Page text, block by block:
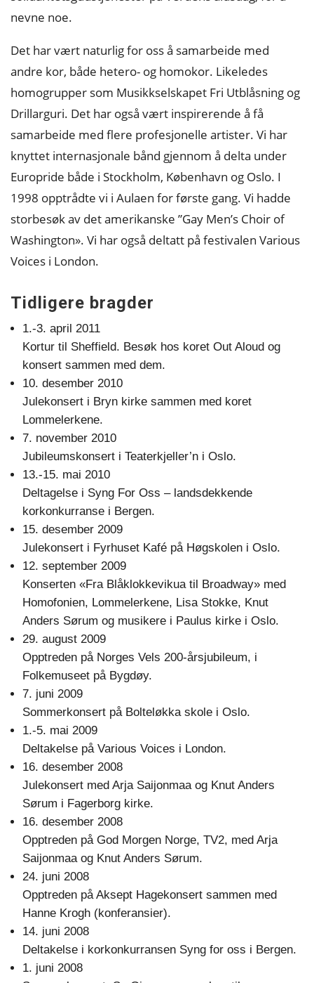
nevne noe.
Det har vært naturlig for oss å samarbeide med
andre kor, både hetero- og homokor. Likeledes
homogrupper som Musikkselskapet Fri Utblåsning og
Drillarguri. Det har også vært inspirerende å få
samarbeide med flere profesjonelle artister. Vi har
knyttet internasjonale bånd gjennom å delta under
Europride både i Stockholm, København og Oslo. I
1998 opptrådte vi i Aulaen for første gang. Vi hadde
storbesøk av det amerikanske ”Gay Men’s Choir of
Washington». Vi har også deltatt på festivalen Various
Voices i London.
Tidligere bragder
1.-3. april 2011
Kortur til Sheffield. Besøk hos koret Out Aloud og
konsert sammen med dem.
10. desember 2010
Julekonsert i Bryn kirke sammen med koret
Lommelerkene.
7. november 2010
Jubileumskonsert i Teaterkjeller’n i Oslo.
13.-15. mai 2010
Deltagelse i Syng For Oss – landsdekkende
korkonkurranse i Bergen.
15. desember 2009
Julekonsert i Fyrhuset Kafé på Høgskolen i Oslo.
12. september 2009
Konserten «Fra Blåklokkevikua til Broadway» med
Homofonien, Lommelerkene, Lisa Stokke, Knut
Anders Sørum og musikere i Paulus kirke i Oslo.
29. august 2009
Opptreden på Norges Vels 200-årsjubileum, i
Folkemuseet på Bygdøy.
7. juni 2009
Sommerkonsert på Bolteløkka skole i Oslo.
1.-5. mai 2009
Deltakelse på Various Voices i London.
16. desember 2008
Julekonsert med Arja Saijonmaa og Knut Anders
Sørum i Fagerborg kirke.
16. desember 2008
Opptreden på God Morgen Norge, TV2, med Arja
Saijonmaa og Knut Anders Sørum.
24. juni 2008
Opptreden på Aksept Hagekonsert sammen med
Hanne Krogh (konferansier).
14. juni 2008
Deltakelse i korkonkurransen Syng for oss i Bergen.
1. juni 2008